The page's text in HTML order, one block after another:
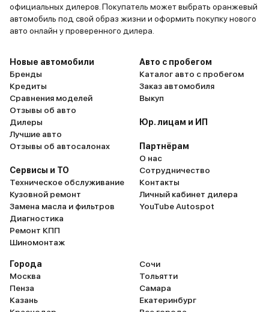
официальных дилеров. Покупатель может выбрать оранжевый
автомобиль под свой образ жизни и оформить покупку нового
авто онлайн у проверенного дилера.
Новые автомобили
Бренды
Кредиты
Сравнения моделей
Отзывы об авто
Дилеры
Лучшие авто
Отзывы об автосалонах
Сервисы и ТО
Техническое обслуживание
Кузовной ремонт
Замена масла и фильтров
Диагностика
Ремонт КПП
Шиномонтаж
Авто с пробегом
Каталог авто с пробегом
Заказ автомобиля
Выкуп
Юр. лицам и ИП
Партнёрам
О нас
Сотрудничество
Контакты
Личный кабинет дилера
YouTube Autospot
Города
Москва
Пенза
Казань
Сочи
Тольятти
Самара
Екатеринбург